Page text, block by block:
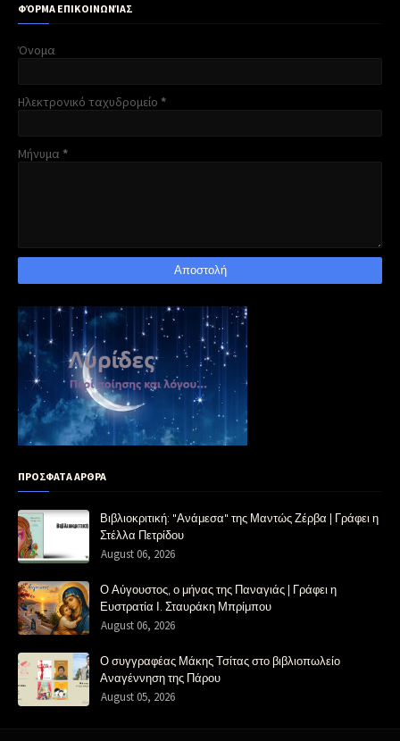
ΦΌΡΜΑ ΕΠΙΚΟΙΝΩΝΊΑΣ
Όνομα
Ηλεκτρονικό ταχυδρομείο *
Μήνυμα *
ΠΡΟΣΦΑΤΑ ΑΡΘΡΑ
Βιβλιοκριτική: "Ανάμεσα" της Μαντώς Ζέρβα | Γράφει η
Στέλλα Πετρίδου
August 06, 2026
Ο Αύγουστος, ο μήνας της Παναγιάς | Γράφει η
Ευστρατία Ι. Σταυράκη Μπρίμπου
August 06, 2026
Ο συγγραφέας Μάκης Τσίτας στο βιβλιοπωλείο
Αναγέννηση της Πάρου
August 05, 2026